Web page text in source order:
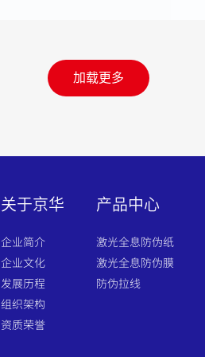
加载更多
关于京华
企业简介
企业文化
发展历程
组织架构
资质荣誉
产品中心
激光全息防伪纸
激光全息防伪膜
防伪拉线